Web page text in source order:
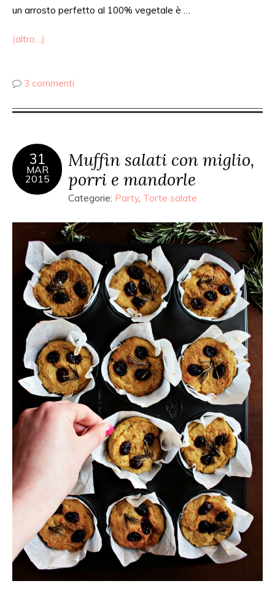
un arrosto perfetto al 100% vegetale è …
(altro…)
3 commenti
31
MAR
2015
Muffin salati con miglio,
porri e mandorle
Categorie: Party, Torte salate